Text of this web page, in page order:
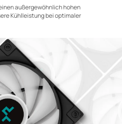
außergewöhnlich hohen
Kühlleistung bei optimaler